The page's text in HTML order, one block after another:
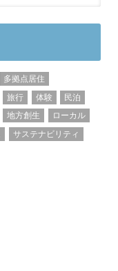
多拠点居住
旅行 体験
民泊
地方創生
ローカル
サステナビリティ